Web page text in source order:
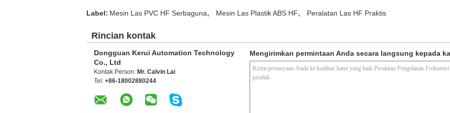
Label: Mesin Las PVC HF Serbaguna, Mesin Las Plastik ABS HF, Peralatan Las HF Praktis
Rincian kontak
Dongguan Kerui Automation Technology
Co., Ltd
Kontak Person: Mr. Calvin Lai
Tel: +86-18002880244
Mengirimkan permintaan Anda secara langsung kepada